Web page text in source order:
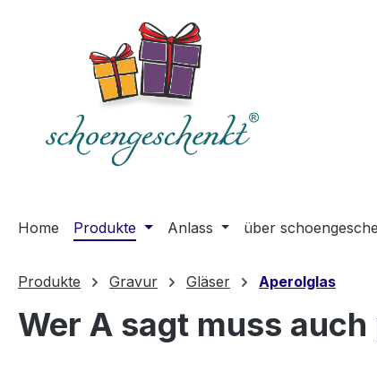
Zur Hauptnavigation springen
Home Produkte Anlass über
Produkte Gravur Gläser Aperolglas
Wer A sagt muss